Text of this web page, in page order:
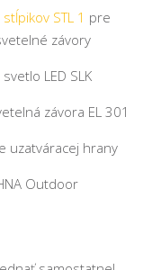
STL 1 pre
závory
LED SLK
závora EL 301
uzatváracej hrany
Outdoor